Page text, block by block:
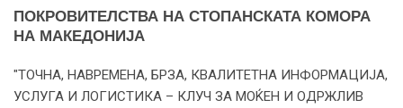
ПОКРОВИТЕЛСТВА НА СТОПАНСКАТА КОМОРА
НА МАКЕДОНИЈА
"ТОЧНА, НАВРЕМЕНА, БРЗА, КВАЛИТЕТНА ИНФОРМАЦИЈА,
УСЛУГА И ЛОГИСТИКА – КЛУЧ ЗА МОЌЕН И ОДРЖЛИВ